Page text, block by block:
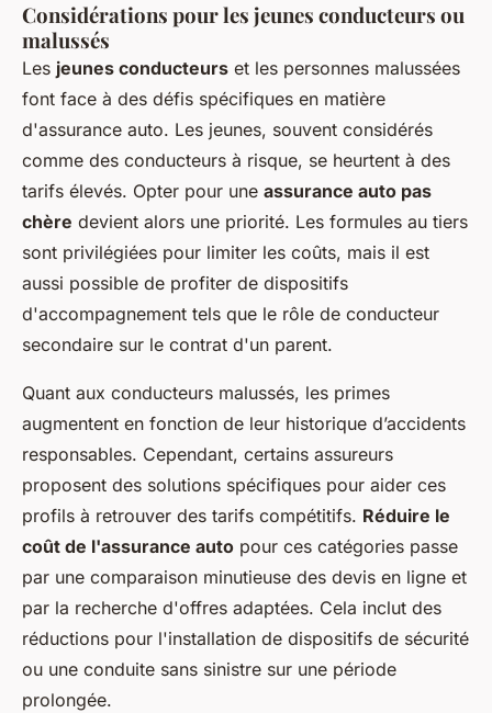
Considérations pour les jeunes conducteurs ou
malussés
Les jeunes conducteurs et les personnes malussées
font face à des défis spécifiques en matière
d'assurance auto. Les jeunes, souvent considérés
comme des conducteurs à risque, se heurtent à des
tarifs élevés. Opter pour une assurance auto pas
chère devient alors une priorité. Les formules au tiers
sont privilégiées pour limiter les coûts, mais il est
aussi possible de profiter de dispositifs
d'accompagnement tels que le rôle de conducteur
secondaire sur le contrat d'un parent.
Quant aux conducteurs malussés, les primes
augmentent en fonction de leur historique d’accidents
responsables. Cependant, certains assureurs
proposent des solutions spécifiques pour aider ces
profils à retrouver des tarifs compétitifs. Réduire le
coût de l'assurance auto pour ces catégories passe
par une comparaison minutieuse des devis en ligne et
par la recherche d'offres adaptées. Cela inclut des
réductions pour l'installation de dispositifs de sécurité
ou une conduite sans sinistre sur une période
prolongée.